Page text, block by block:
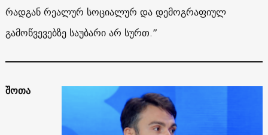
რადგან რეალურ სოციალურ და დემოგრაფიულ
გამოწვევებზე საუბარი არ სურთ.”
შოთა